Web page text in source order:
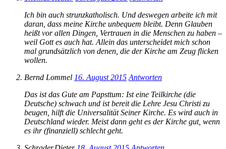
Ich bin auch strunzkatholisch. Und deswegen arbeite ich mit
daran, dass meine Kirche unbequem bleibt. Denn Glauben
heißt vor allen Dingen, Vertrauen in die Menschen zu haben –
weil Gott es auch hat. Allein das unterscheidet mich schon
mal grundsätzlich von denen, die der Kirche am Zeug flicken
wollen.
Bernd Lommel 16. August 2015 Antworten
Das ist das Gute am Papsttum: Ist eine Teilkirche (die
Deutsche) schwach und ist bereit die Lehre Jesu Christi zu
beugen, hilft die Universalität Seiner Kirche. Es wird auch in
Deutschland wieder. Meist dann geht es der Kirche gut, wenn
es ihr (finanziell) schlecht geht.